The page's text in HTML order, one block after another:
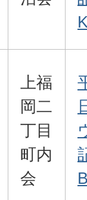
上福
岡二
丁目
町内
会